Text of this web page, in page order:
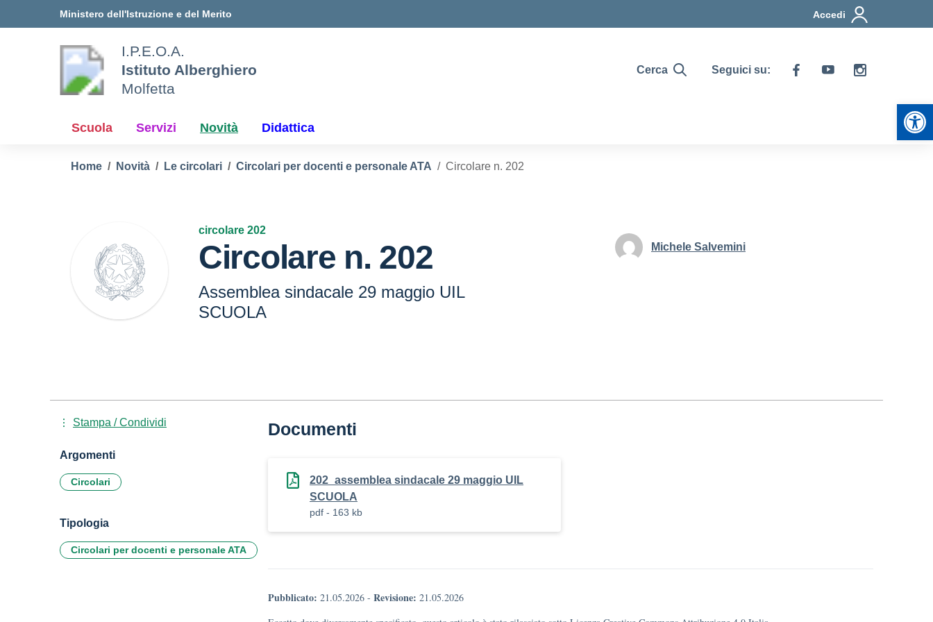
Ministero dell'Istruzione e del Merito Accedi
I.P.E.O.A.
Istituto Alberghiero
Molfetta
Cerca Seguici su:
Scuola Servizi Novità Didattica
Home Novità Le circolari Circolari per docenti e personale ATA Circolare n. 202
circolare 202
Circolare n. 202
Assemblea sindacale 29 maggio UIL
SCUOLA
Michele Salvemini
Documenti
202_assemblea sindacale 29 maggio UIL
SCUOLA
pdf - 163 kb
Pubblicato: 21.05.2026 - Revisione: 21.05.2026
Stampa / Condividi
Argomenti
Circolari
Tipologia
Circolari per docenti e personale ATA